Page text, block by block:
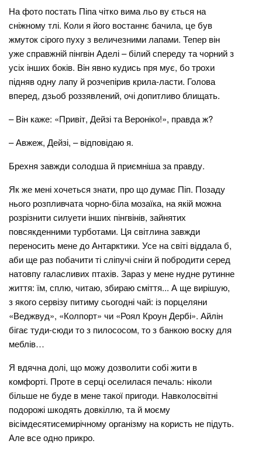
На фото постать Піпа чітко вима льо ву ється на
сніжному тлі. Коли я його востаннє бачила, це був
жмуток сірого пуху з величезними лапами. Тепер він
уже справжній пінгвін Аделі – білий спереду та чорний з
усіх інших боків. Він явно кудись пря мує, бо трохи
підняв одну лапу й розчепірив крила-ласти. Голова
вперед, дзьоб роззявлений, очі допитливо блищать.
– Він каже: «Привіт, Дейзі та Вероніко!», правда ж?
– Авжеж, Дейзі, – відповідаю я.
Брехня завжди солодша й приємніша за правду.
Як же мені хочеться знати, про що думає Піп. Позаду
нього розпливчата чорно-біла мозаїка, на якій можна
розрізнити силуети інших пінгвінів, зайнятих
повсякденними турботами. Ця світлина завжди
переносить мене до Антарктики. Усе на світі віддала б,
аби ще раз побачити ті сліпучі сніги й побродити серед
натовпу галасливих птахів. Зараз у мене нудне рутинне
життя: їм, сплю, читаю, збираю сміття... А ще вирішую,
з якого сервізу питиму сьогодні чай: із порцеляни
«Веджвуд», «Колпорт» чи «Роял Кроун Дербі». Айлін
бігає туди-сюди то з пилососом, то з банкою воску для
меблів…
Я вдячна долі, що можу дозволити собі жити в
комфорті. Проте в серці оселилася печаль: ніколи
більше не буде в мене такої пригоди. Навколосвітні
подорожі шкодять довкіллю, та й моєму
вісімдесятисемирічному організму на користь не підуть.
Але все одно прикро.